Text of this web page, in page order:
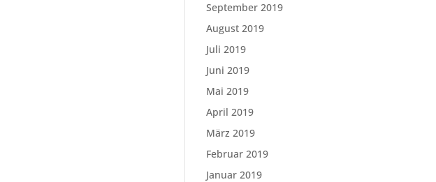
September 2019
August 2019
Juli 2019
Juni 2019
Mai 2019
April 2019
März 2019
Februar 2019
Januar 2019